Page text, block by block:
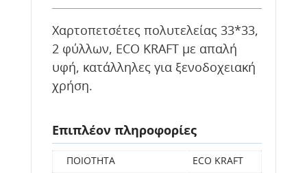
Χαρτοπετσέτες πολυτελείας 33*33,
2 φύλλων, ECO KRAFT με απαλή
υφή, κατάλληλες για ξενοδοχειακή
χρήση.
Επιπλέον πληροφορίες
ΠΟΙΟΤΗΤΑ ECO KRAFT